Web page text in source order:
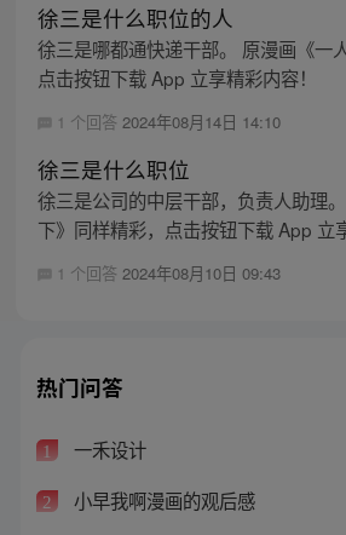
徐三是什么职位的人
徐三是哪都通快递干部。 原漫画《一
点击按钮下载 App 立享精彩内容！
1 个回答 2024年08月14日 14:10
徐三是什么职位
徐三是公司的中层干部，负责人助理
下》同样精彩，点击按钮下载 App 立
1 个回答 2024年08月10日 09:43
热门问答
1 一禾设计
2 小早我啊漫画的观后感